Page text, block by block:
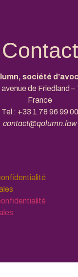
Contact
société
de Friedland –
France
Tel : +33 1 78 96 99 00
contact@qolumn.law